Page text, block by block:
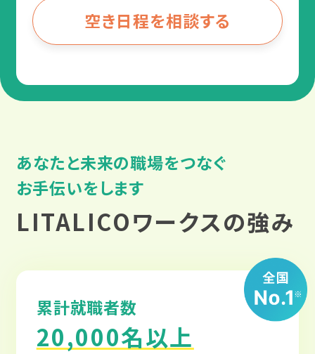
空き日程を相談する
あなたと未来の職場をつなぐ
お手伝いをします
LITALICOワークスの強み
累計就職者数
20,000名以上